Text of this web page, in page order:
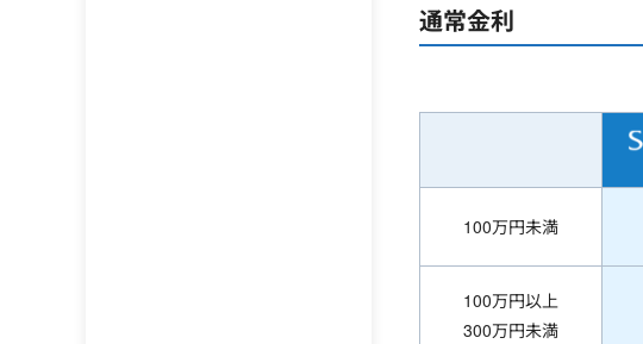
通常金利
100万円未満
100万円以上
300万円未満